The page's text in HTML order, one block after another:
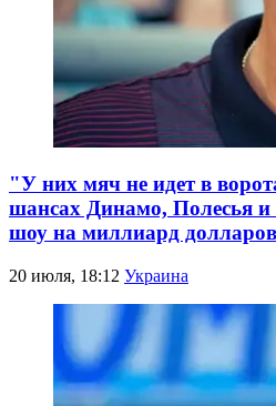
"У них мяч не идет в
шансах Динамо, Полесья
шоу на миллиард долларов
20 июля, 18:12 Украина